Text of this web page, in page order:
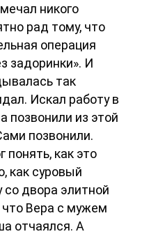
никого
рад тому, что
операция
задоринки». И
так
Искал работу в
позвонили из этой
позвонили.
как это
как суровый
двора элитной
что Вера с мужем
отчаялся. А